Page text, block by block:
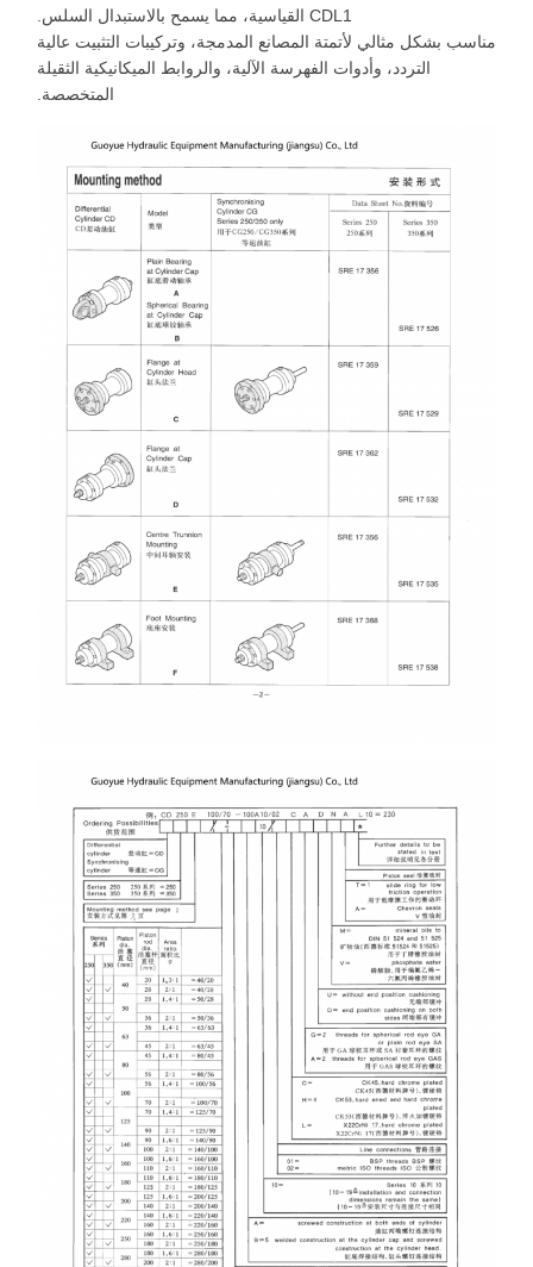
CDL1 القياسية، مما يسمح بالاستبدال السلس.
مناسب بشكل مثالي لأتمتة المصانع المدمجة، وتركيبات التثبيت عالية
التردد، وأدوات الفهرسة الآلية، والروابط الميكانيكية الثقيلة
المتخصصة.